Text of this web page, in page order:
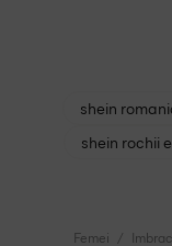
shein
shein rochii
Femei